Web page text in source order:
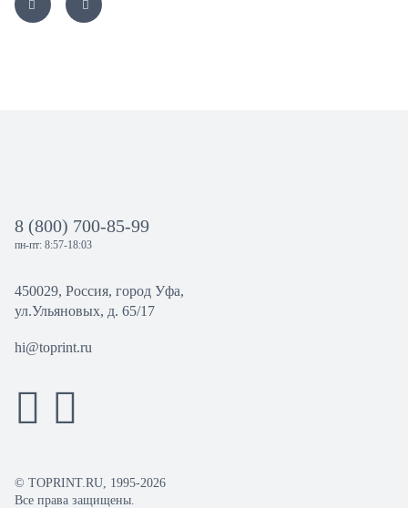
8 (800) 700-85-99
пн-пт: 8:57-18:03
450029, Россия, город Уфа,
ул.Ульяновых, д. 65/17
hi@toprint.ru
© TOPRINT.RU, 1995-2026
Все права защищены.